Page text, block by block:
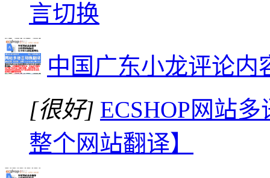
言切换
中国广东小龙评论内
[很好] ECSHOP网站
整个网站翻译】